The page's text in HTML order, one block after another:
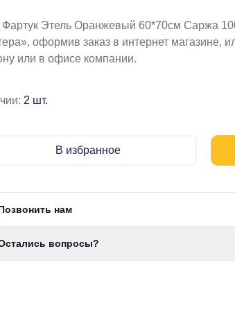
Фартук Этель Оранжевый 60*70см Саржа
оформив заказ в интернет магазине,
или в офисе компании.
2 шт.
В избранное
нам
вопросы?